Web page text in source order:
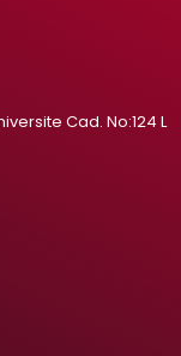
Cad. No:124 L